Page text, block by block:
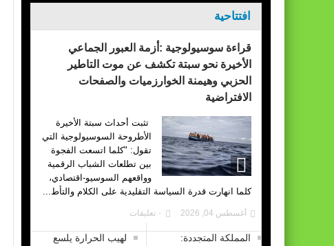
افتتاحية
قراءة سوسيولوجية :أزمة العبور الجماعي
الأخيرة نحو سبتة تكشف عن موت التاطير
الحزبي وهيمنة الخوارزميات والصفحات
الافتراضية
تثبت أحداث سبتة الأخيرة
الأطروحة السوسيولوجية التي
تقول: "كلما اتسعت الفجوة
بين تطلعات الشباب الرقمية
وواقعهم السوسيو-اقتصادي،
كلما انهارت قدرة السياسة التقليدية على الكلام والتأط...
أغسطس 04, 2026 ٠ تعليقات
المملكة المتجددة:
لهيب الحرارة يلسع